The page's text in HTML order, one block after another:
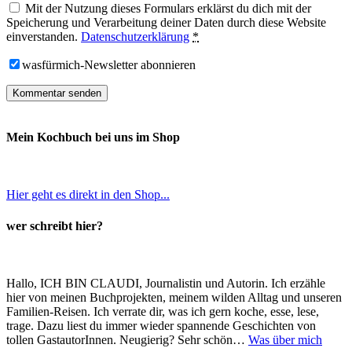
Mit der Nutzung dieses Formulars erklärst du dich mit der
Speicherung und Verarbeitung deiner Daten durch diese Website
einverstanden. Datenschutzerklärung *
wasfürmich-Newsletter abonnieren
Mein Kochbuch bei uns im Shop
Hier geht es direkt in den Shop...
wer schreibt hier?
Hallo, ICH BIN CLAUDI, Journalistin und Autorin. Ich erzähle
hier von meinen Buchprojekten, meinem wilden Alltag und unseren
Familien-Reisen. Ich verrate dir, was ich gern koche, esse, lese,
trage. Dazu liest du immer wieder spannende Geschichten von
tollen GastautorInnen. Neugierig? Sehr schön… Was über mich